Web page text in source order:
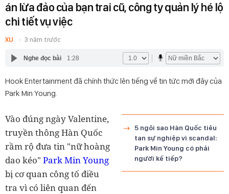
án lừa đảo của bạn trai cũ, công ty quản lý hé lộ
chi tiết vụ việc
XU 3 năm trước
Nghe đọc bài 1:28
Hook Entertainment đã chính thức lên tiếng về tin tức mới đây của
Park Min Young.
5 ngôi sao Hàn Quốc tiêu
tan sự nghiệp vì scandal:
Park Min Young có phải
người kế tiếp?
Vào đúng ngày Valentine,
truyền thông Hàn Quốc
rầm rộ đưa tin "nữ hoàng
dao kéo" Park Min Young
bị cơ quan công tố điều
tra vì có liên quan đến